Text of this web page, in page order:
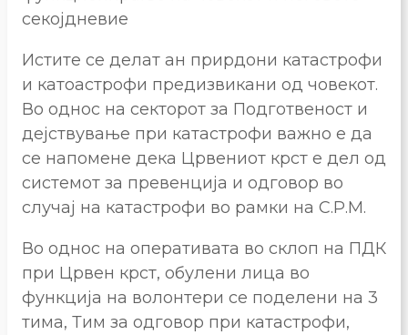
секојдневие
Истите се делат ан прирдони катастрофи
и катоастрофи предизвикани од човекот.
Во однос на секторот за Подготвеност и
дејствување при катастрофи важно е да
се напомене дека Црвениот крст е дел од
системот за превенција и одговор во
случај на катастрофи во рамки на С.Р.М.
Во однос на оперативата во склоп на ПДК
при Црвен крст, обулени лица во
функција на волонтери се поделени на 3
тима, Тим за одговор при катастрофи,